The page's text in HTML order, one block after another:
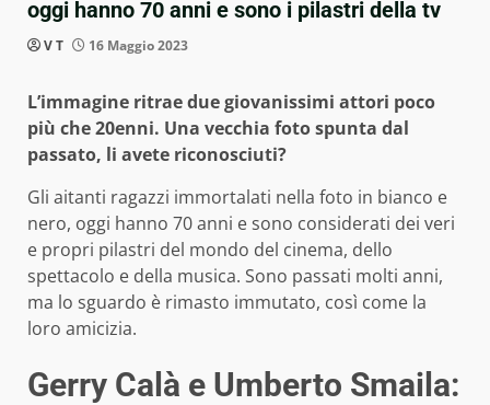
oggi hanno 70 anni e sono i pilastri della tv
V T 16 Maggio 2023
L’immagine ritrae due giovanissimi attori poco
più che 20enni. Una vecchia foto spunta dal
passato, li avete riconosciuti?
Gli aitanti ragazzi immortalati nella foto in bianco e
nero, oggi hanno 70 anni e sono considerati dei veri
e propri pilastri del mondo del cinema, dello
spettacolo e della musica. Sono passati molti anni,
ma lo sguardo è rimasto immutato, così come la
loro amicizia.
Gerry Calà e Umberto Smaila: